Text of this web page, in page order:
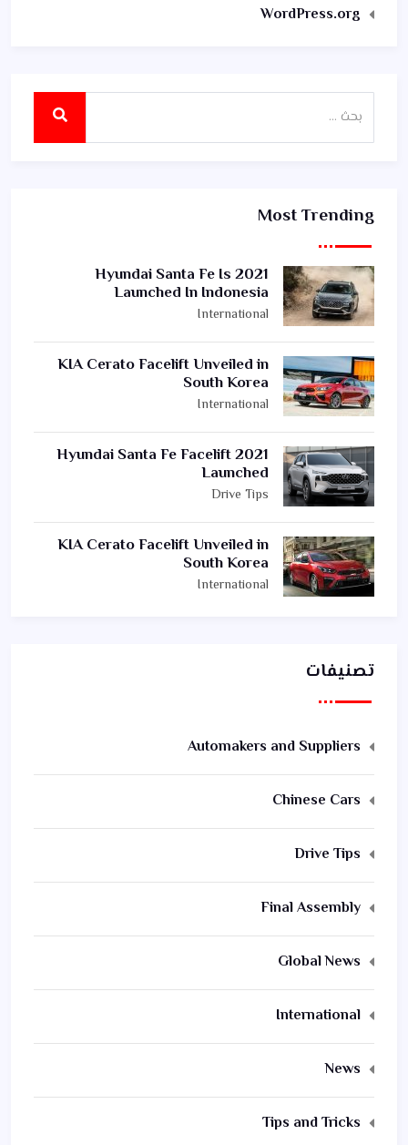
WordPress.org
Most Trending
2021 Hyundai Santa Fe Is
Launched In Indonesia
International
KIA Cerato Facelift Unveiled in
South Korea
International
2021 Hyundai Santa Fe Facelift
Launched
Drive Tips
KIA Cerato Facelift Unveiled in
South Korea
International
تصنيفات
Automakers and Suppliers
Chinese Cars
Drive Tips
Final Assembly
Global News
International
News
Tips and Tricks